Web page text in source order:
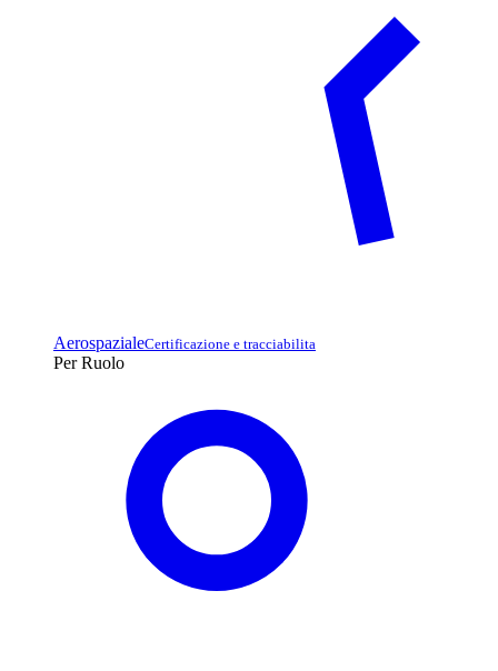
AerospazialeCertificazione e tracciabilita
Per Ruolo